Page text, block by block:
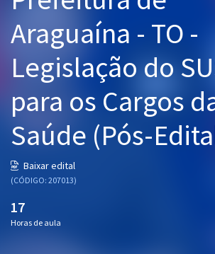
Graduação
OAB
Mentorias
Questões grátis
Conteúdo gratuito
Blog
Araguaína - TO -
Legislação do
para os Cargos
Saúde (Pós-
Baixar edital
(CÓDIGO: 207013)
17
Horas de aula